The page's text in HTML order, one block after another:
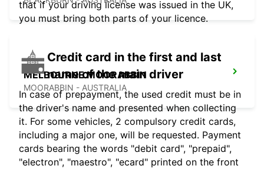
MELBOURNE MOORABBIN
MOORABBIN - AUSTRALIA
that if your driving license was issued in the UK,
you must bring both parts of your licence.
Credit card in the first and last
name of the main driver
In case of prepayment, the used credit must be in
the driver's name and presented when collecting
it. For some vehicles, 2 compulsory credit cards,
including a major one, will be requested. Payment
cards bearing the words "debit card", "prepaid",
"electron", "maestro", "ecard" printed on the front